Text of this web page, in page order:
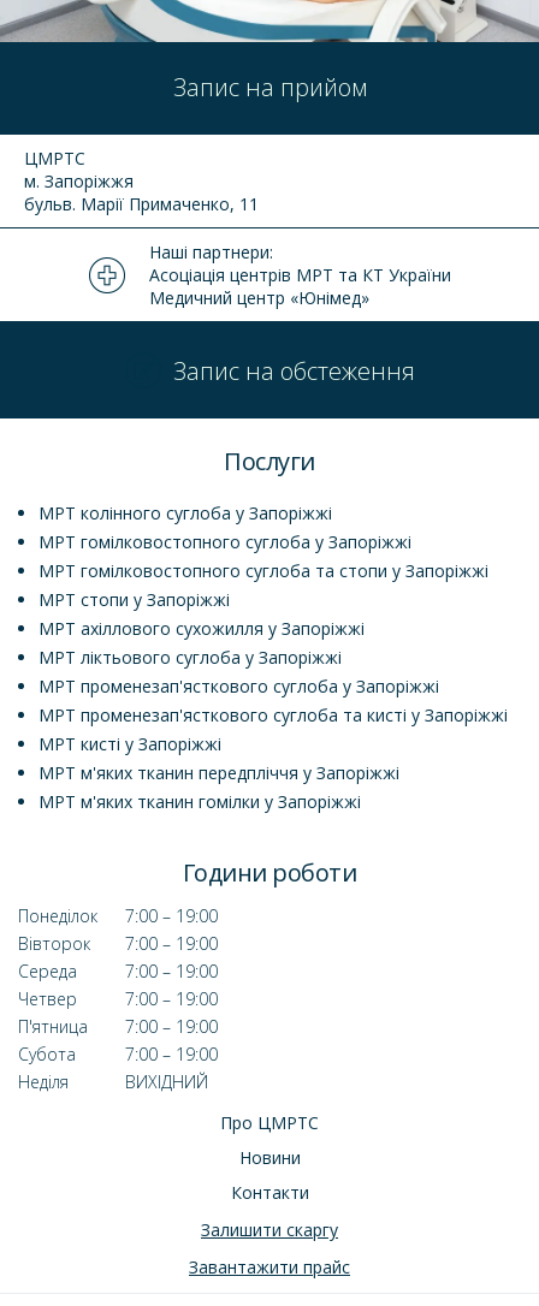
Запис на прийом
ЦМРТС
м. Запоріжжя
бульв. Марії Примаченко, 11
Наші партнери:
Асоціація центрів МРТ та КТ України
Медичний центр «Юнімед»
Запис на обстеження
Послуги
МРТ колінного суглоба у Запоріжжі
МРТ гомілковостопного суглоба у Запоріжжі
МРТ гомілковостопного суглоба та стопи у Запоріжжі
МРТ стопи у Запоріжжі
МРТ ахіллового сухожилля у Запоріжжі
МРТ ліктьового суглоба у Запоріжжі
МРТ променезап'ясткового суглоба у Запоріжжі
МРТ променезап'ясткового суглоба та кисті у Запоріжжі
МРТ кисті у Запоріжжі
МРТ м'яких тканин передпліччя у Запоріжжі
МРТ м'яких тканин гомілки у Запоріжжі
Години роботи
Понеділок
7:00 – 19:00
Вівторок
7:00 – 19:00
Середа
7:00 – 19:00
Четвер
7:00 – 19:00
П'ятница
7:00 – 19:00
Субота
7:00 – 19:00
Неділя
ВИХІДНИЙ
Про ЦМРТС
Новини
Контакти
Залишити скаргу
Завантажити прайс